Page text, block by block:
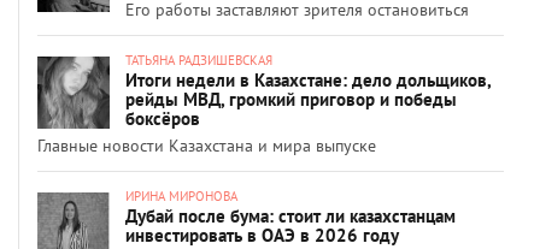
Его работы заставляют зрителя остановиться
ТАТЬЯНА РАДЗИШЕВСКАЯ
Итоги недели в Казахстане: дело дольщиков,
рейды МВД, громкий приговор и победы
боксёров
Главные новости Казахстана и мира выпуске
ИРИНА МИРОНОВА
Дубай после бума: стоит ли казахстанцам
инвестировать в ОАЭ в 2026 году